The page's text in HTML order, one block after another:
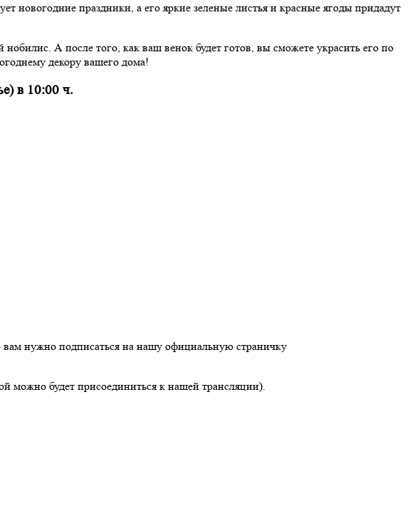
праздники, а его яркие зеленые листья и красные ягоды придадут
А после того, как ваш венок будет готов, вы сможете украсить его по
декору вашего дома!
в 10:00 ч.
нужно подписаться на нашу официальную страничку
можно будет присоединиться к нашей трансляции).